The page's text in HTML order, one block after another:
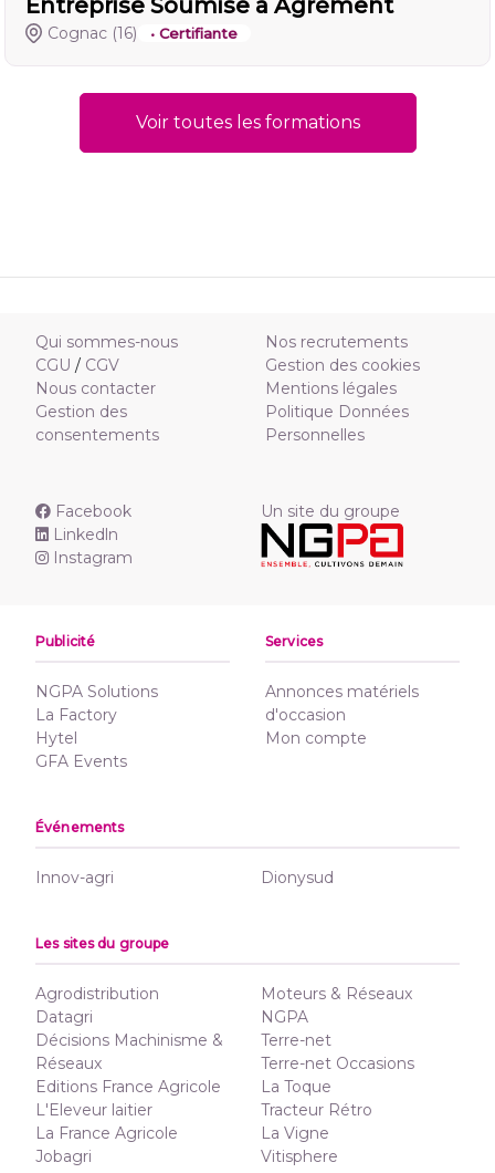
Entreprise Soumise à Agrément
Cognac (16) • Certifiante
Voir toutes les formations
Qui sommes-nous
CGU / CGV
Nous contacter
Gestion des
consentements
Nos recrutements
Gestion des cookies
Mentions légales
Politique Données
Personnelles
Facebook
Linkedln
Instagram
Un site du groupe
Publicité
NGPA Solutions
La Factory
Hytel
GFA Events
Services
Annonces matériels
d'occasion
Mon compte
Événements
Innov-agri Dionysud
Les sites du groupe
Agrodistribution
Datagri
Décisions Machinisme &
Réseaux
Editions France Agricole
L'Eleveur laitier
La France Agricole
Jobagri
Moteurs & Réseaux
NGPA
Terre-net
Terre-net Occasions
La Toque
Tracteur Rétro
La Vigne
Vitisphere